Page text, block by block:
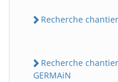
Recherche
Recherche
GERMAiN